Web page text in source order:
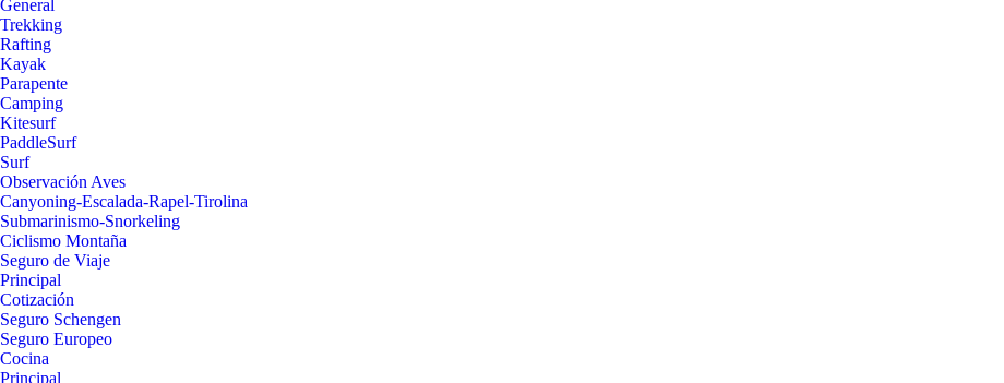
General
Trekking
Rafting
Kayak
Parapente
Camping
Kitesurf
PaddleSurf
Surf
Observación Aves
Canyoning-Escalada-Rapel-Tirolina
Submarinismo-Snorkeling
Ciclismo Montaña
Seguro de Viaje
Principal
Cotización
Seguro Schengen
Seguro Europeo
Cocina
Principal